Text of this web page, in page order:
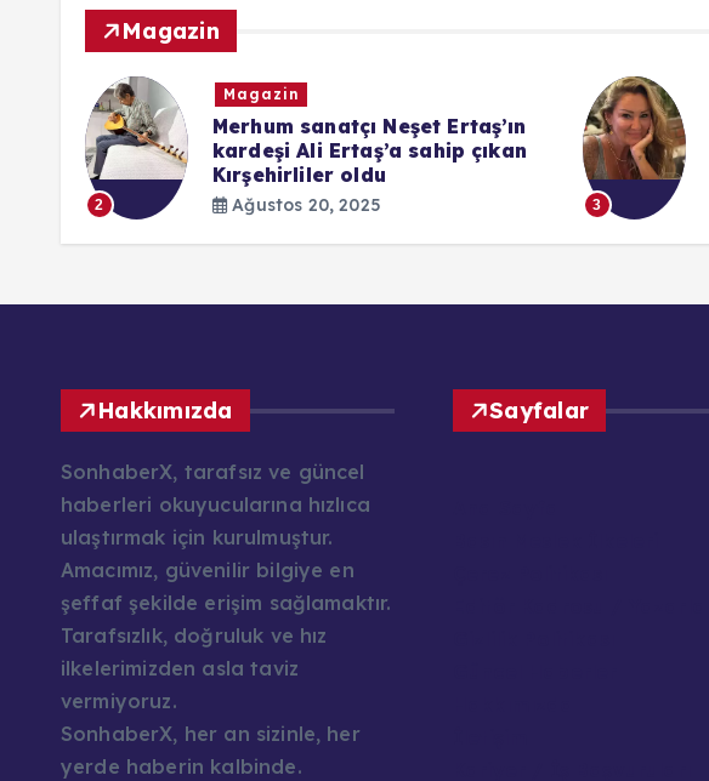
Magazin
2
Magazin
Merhum sanatçı Neşet Ertaş’ın
kardeşi Ali Ertaş’a sahip çıkan
Kırşehirliler oldu
Ağustos 20, 2025 3
Hakkımızda
SonhaberX, tarafsız ve güncel
haberleri okuyucularına hızlıca
ulaştırmak için kurulmuştur.
Amacımız, güvenilir bilgiye en
şeffaf şekilde erişim sağlamaktır.
Tarafsızlık, doğruluk ve hız
ilkelerimizden asla taviz
vermiyoruz.
SonhaberX, her an sizinle, her
yerde haberin kalbinde.
Sayfalar